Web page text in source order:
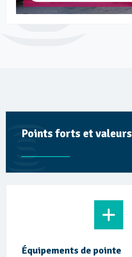
Points forts et valeurs
Équipements de pointe